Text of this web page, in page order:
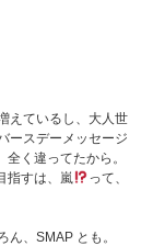
えているし、大人世
ースデーメッセージ
く違ってたから。
指すは、嵐
って、
、SMAP とも。